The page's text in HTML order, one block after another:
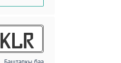
KLR